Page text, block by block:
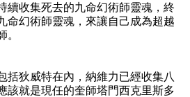
續收集死去的九命幻術師靈魂，終
命幻術師靈魂，來讓自己成為超越
。
括狄威特在內，納維力已經收集八
該就是現任的奎師塔門西克里斯多